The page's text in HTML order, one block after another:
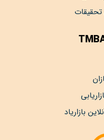
بازاریاد